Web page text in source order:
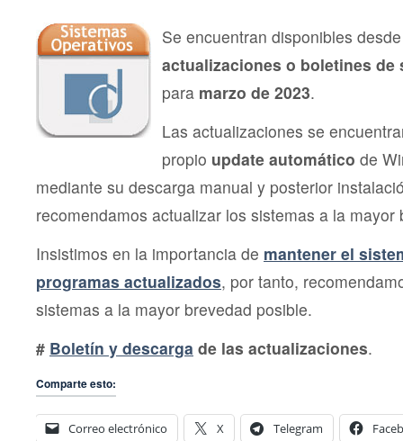
2023
Se encuentran disponibles
actualizaciones o boletines de
para marzo de 2023.
Las actualizaciones se
propio update automático de
mediante su descarga manual y posterior
recomendamos actualizar los sistemas a la mayor
Insistimos en la importancia de mantener el
programas actualizados, por tanto,
sistemas a la mayor brevedad posible.
# Boletín y descarga de las actualizaciones.
Comparte esto:
Correo electrónico X Telegram